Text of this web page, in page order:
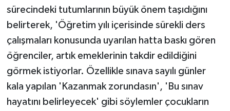
sürecindeki tutumlarının büyük önem taşıdığını
belirterek, 'Öğretim yılı içerisinde sürekli ders
çalışmaları konusunda uyarılan hatta baskı gören
öğrenciler, artık emeklerinin takdir edildiğini
görmek istiyorlar. Özellikle sınava sayılı günler
kala yapılan 'Kazanmak zorundasın', 'Bu sınav
hayatını belirleyecek' gibi söylemler çocukların
Otomobil
POLİTİKA
SİYASET